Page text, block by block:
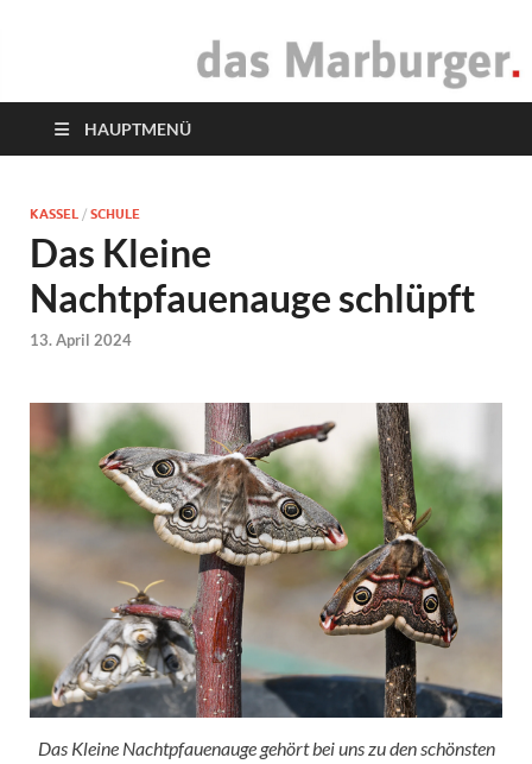
das Marburger.
HAUPTMENÜ
KASSEL / SCHULE
Das Kleine
Nachtpfauenauge schlüpft
13. April 2024
Das Kleine Nachtpfauenauge gehört bei uns zu den schönsten